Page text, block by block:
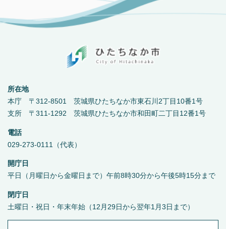
所在地
本庁 〒312-8501 茨城県ひたちなか市東石川2丁目10番1号
支所 〒311-1292 茨城県ひたちなか市和田町二丁目12番1号
電話
029-273-0111（代表）
開庁日
平日（月曜日から金曜日まで）午前8時30分から午後5時15分まで
閉庁日
土曜日・祝日・年末年始（12月29日から翌年1月3日まで）